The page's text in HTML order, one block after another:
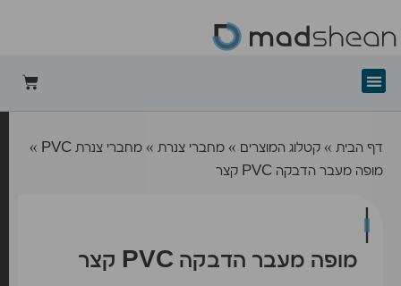
דף הבית » קטלוג המוצרים » מחברי צנרת » מחברי צנרת PVC
»
מופה מעבר הדבקה PVC קצר
מופה מעבר הדבקה PVC קצר